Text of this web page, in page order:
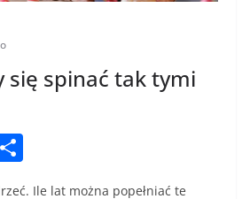
się spinać tak tymi
hIle lat można popełniać te